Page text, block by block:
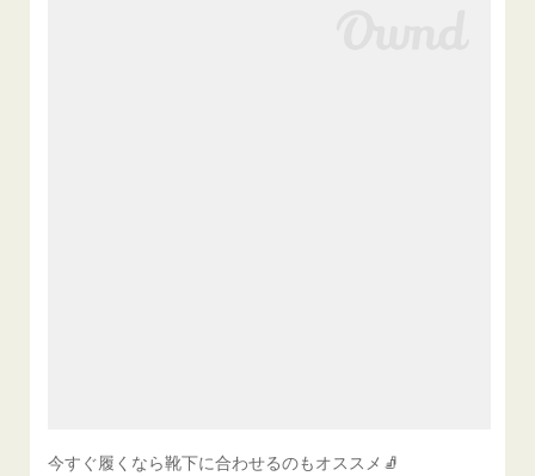
今すぐ履くなら靴下に合わせるのもオススメ🧦